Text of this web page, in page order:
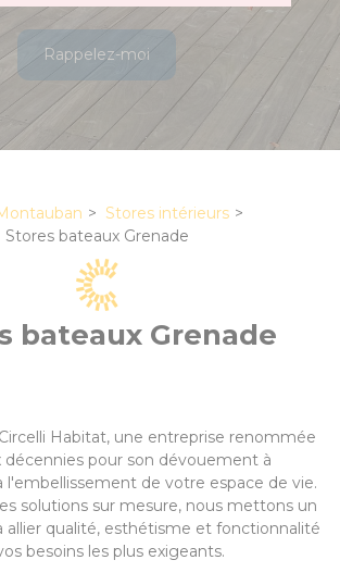
Rappelez-moi
Stores intérieurs
Stores bateaux Grenade
bateaux Grenade
Habitat, une entreprise renommée
décennies pour son dévouement à
l'embellissement de votre espace de vie.
solutions sur mesure, nous mettons un
allier qualité, esthétisme et fonctionnalité
besoins les plus exigeants.